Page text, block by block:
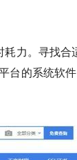
力。寻找
的系统软